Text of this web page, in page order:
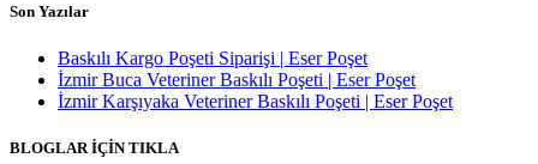
Son Yazılar
Baskılı Kargo Poşeti Siparişi | Eser Poşet
İzmir Buca Veteriner Baskılı Poşeti | Eser Poşet
İzmir Karşıyaka Veteriner Baskılı Poşeti | Eser Poşet
BLOGLAR İÇİN TIKLA